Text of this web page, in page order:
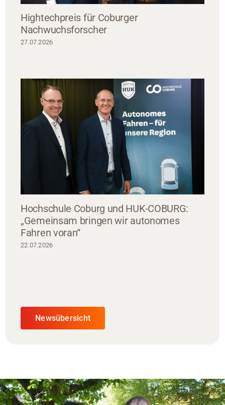
Hightechpreis für Coburger
Nachwuchsforscher
27.07.2026
Hochschule Coburg und HUK-COBURG:
„Gemeinsam bringen wir autonomes
Fahren voran“
22.07.2026
Newsübersicht